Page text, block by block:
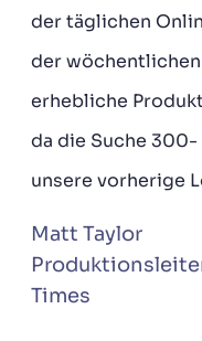
der täglichen
der wöchentlichen
erhebliche
da die Suche
unsere vorherige
Matt Taylor
Times